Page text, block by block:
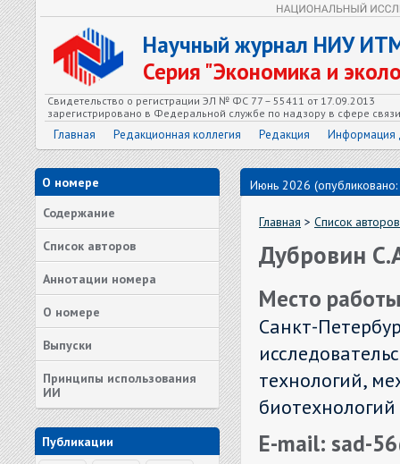
Научный журнал НИУ
Серия "Экономика и
Свидетельство о регистрации ЭЛ № ФС 77 – 55411 от 17.09.2013
зарегистрировано в Федеральной службе по надзору в сфере
Главная Редакционная коллегия Редакция Информация
О номере
Содержание
Список авторов
Аннотации номера
О номере
Выпуски
Принципы использования
ИИ
Публикации
Июнь 2026
Главная > Список авторов
Дубровин
Место
Санкт-
технологий,
биотехнологий
E-mail: sad-